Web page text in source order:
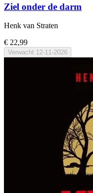
Ziel onder de darm
Henk van Straten
€ 22,99
Verwacht 12-11-2026